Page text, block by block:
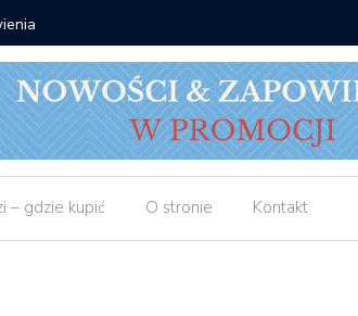
– gdzie kupić O stronie Kontakt